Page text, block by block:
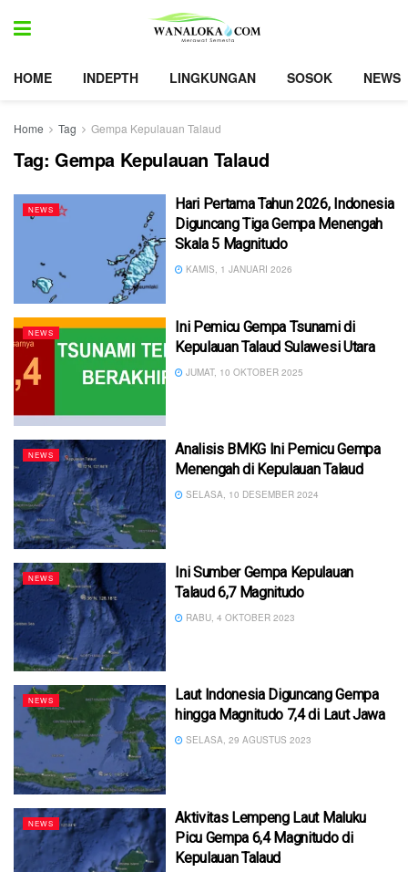
HOME INDEPTH LINGKUNGAN SOSOK NEWS
Home Tag Gempa Kepulauan Talaud
Tag: Gempa Kepulauan Talaud
NEWS
Hari Pertama Tahun 2026, Indonesia
Diguncang Tiga Gempa Menengah
Skala 5 Magnitudo
KAMIS, 1 JANUARI 2026
NEWS
Ini Pemicu Gempa Tsunami di
Kepulauan Talaud Sulawesi Utara
JUMAT, 10 OKTOBER 2025
NEWS
Analisis BMKG Ini Pemicu Gempa
Menengah di Kepulauan Talaud
SELASA, 10 DESEMBER 2024
NEWS
Ini Sumber Gempa Kepulauan
Talaud 6,7 Magnitudo
RABU, 4 OKTOBER 2023
NEWS
Laut Indonesia Diguncang Gempa
hingga Magnitudo 7,4 di Laut Jawa
SELASA, 29 AGUSTUS 2023
NEWS
Aktivitas Lempeng Laut Maluku
Picu Gempa 6,4 Magnitudo di
Kepulauan Talaud